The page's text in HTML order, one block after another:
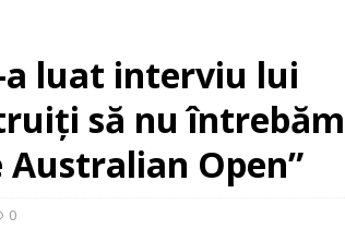
luat interviu lui
să nu întrebăm
Australian Open”
0